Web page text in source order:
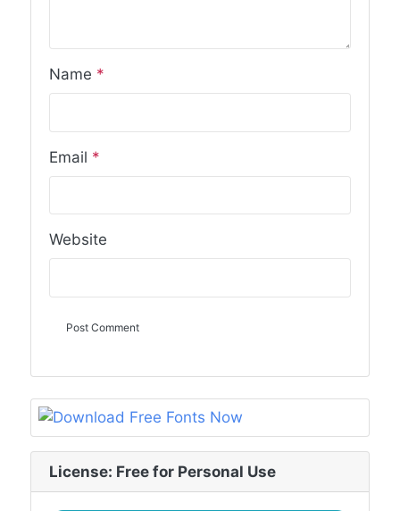
Name *
Email *
Website
License: Free for Personal Use